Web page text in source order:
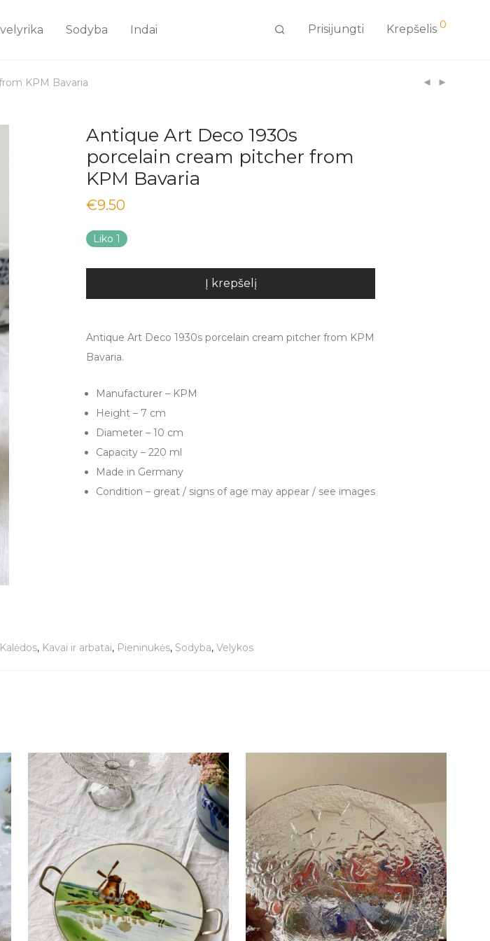
Sodyba Indai Prisijungti Krepšelis 0
KPM Bavaria
Antique Art Deco 1930s
porcelain cream pitcher from
KPM Bavaria
€9.50
Liko 1
Į krepšelį
Antique Art Deco 1930s porcelain cream pitcher from KPM
Bavaria.
Manufacturer – KPM
Height – 7 cm
Diameter – 10 cm
Capacity – 220 ml
Made in Germany
Condition – great / signs of age may appear / see images
Kalėdos, Kavai ir arbatai, Pieninukės, Sodyba, Velykos